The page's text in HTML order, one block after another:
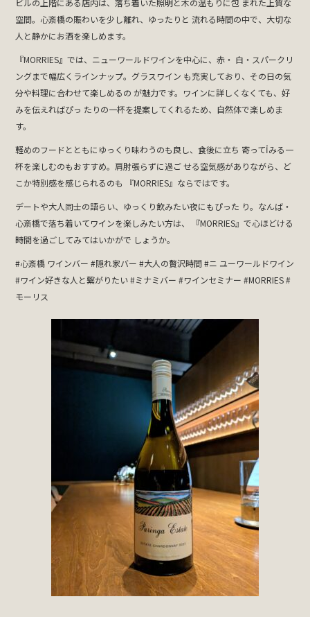
ビルの上階にある店内は、落ち着いた照明と木の温もりに包 まれた上質な
空間。心斎橋の賑わいを少し離れ、ゆったりと 流れる時間の中で、大切な
人と静かにお酒を楽しめます。
『MORRIES』では、ニューワールドワインを中心に、赤・ 白・スパークリ
ングまで幅広くラインナップ。グラスワイン も充実しており、その日の気
分や料理に合わせて楽しめるの が魅力です。ワインに詳しくなくても、好
みを伝えればぴっ たりの一杯を提案してくれるため、自然体で楽しめま
す。
軽めのフードとともにゆっくり味わうのも良し、食後に立ち 寄ってỈみる一
杯を楽しむのもおすすめ。肩肘張らずに過ご せる空気感がありながら、ど
こか特別感を感じられるのも 『MORRIES』ならではです。
デートや大人同士の語らい、ゆっくり飲みたい夜にもぴった り。なんば・
心斎橋で落ち着いてワインを楽しみたい方は、 『MORRIES』で心ほどける
時間を過ごしてみてはいかがで しょうか。
#心斎橋 ワインバー #隠れ家バー #大人の贅沢時間 #ニ ユーワールドワイン
#ワイン好きな人と繋がりたい #ミナミバー #ワインセミナー #MORRIES #
モーリス